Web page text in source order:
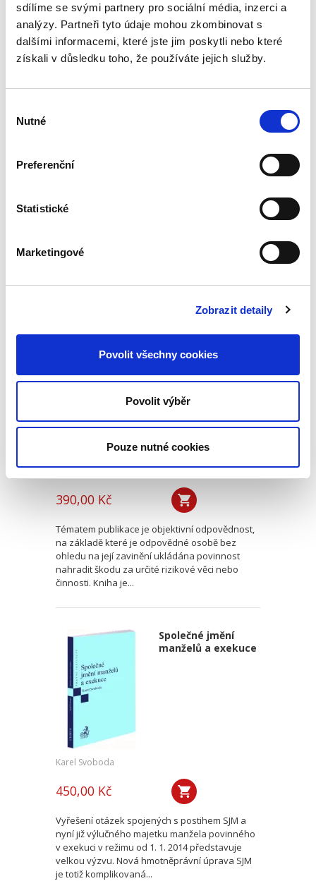
sdílíme se svými partnery pro sociální média, inzerci a
analýzy. Partneři tyto údaje mohou zkombinovat s
dalšími informacemi, které jste jim poskytli nebo které
získali v důsledku toho, že používáte jejich služby.
souhlasu
Nutné
Preferenční
Statistické
Marketingové
Zobrazit detaily
Povolit všechny cookies
Povolit výběr
Pouze nutné cookies
Podjatost soudců v
rozhodovací praxi
ČR
450,00 Kč
soudce pro podjatost v rozhodovací praxi
odpovědnost v
právu
Vojtěch Lovětínský
390,00 Kč
Tématem publikace je objektivní odpovědnost,
na základě které je odpovědné osobě bez
ohledu na její zavinění ukládána povinnost
nahradit škodu za určité rizikové věci nebo
činnosti. Kniha je...
Společné jmění
manželů a exekuce
Karel Svoboda
450,00 Kč
Vyřešení otázek spojených s postihem SJM a
nyní již výlučného majetku manžela povinného
v exekuci v režimu od 1. 1. 2014 představuje
velkou výzvu. Nová hmotněprávní úprava SJM
je totiž komplikovaná...